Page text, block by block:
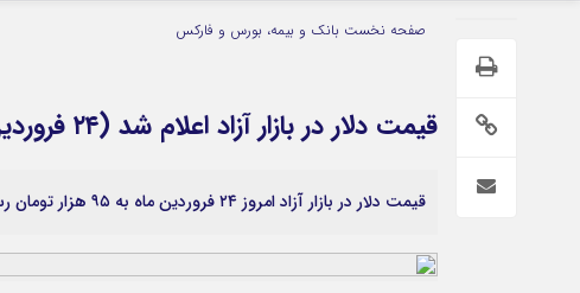
ایران وی تورز
شرایط بازنشر محتوا در ایران وی تورز
ایران سفر تور
جاهای دیدنی و
گردشگری
غذا و رستوران
پزشکی، سلامت و زیبایی
صفحه نخست بانک و بیمه، بورس و فارکس
قیمت دلار در بازار آزاد اعلام شد (۲۴ فروردین)
قیمت دلار در بازار آزاد امروز ۲۴ فروردین ماه به ۹۵ هزار تومان رسید.